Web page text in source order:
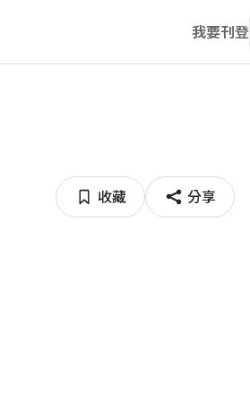
我要刊登
收藏 分享